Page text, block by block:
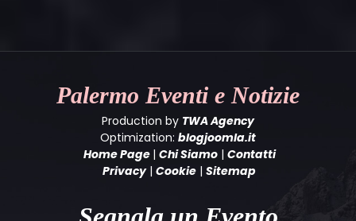
Palermo Eventi e Notizie
Production by TWA Agency
Optimization: blogjoomla.it
Home Page | Chi Siamo| Contatti
Privacy| Cookie | Sitemap